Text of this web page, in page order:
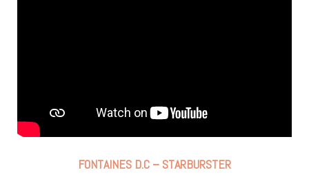
FONTAINES D.C – STARBURSTER